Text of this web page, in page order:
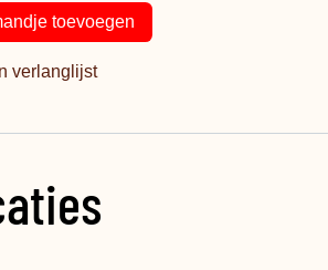
toevoegen
verlanglijst